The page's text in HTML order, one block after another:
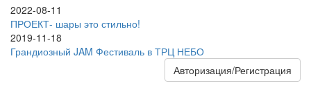
2022-08-11
ПРОЕКТ- шары это стильно!
2019-11-18
Грандиозный JAM Фестиваль в ТРЦ НЕБО
Авторизация/Регистрация